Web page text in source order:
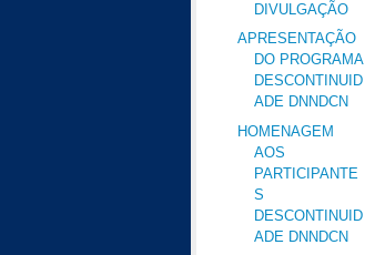
DIVULGAÇÃO
APRESENTAÇÃO
DO PROGRAMA
DESCONTINUID
ADE DNNDCN
HOMENAGEM
AOS
PARTICIPANTE
S
DESCONTINUID
ADE DNNDCN